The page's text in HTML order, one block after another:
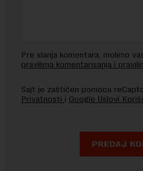
Pre slanja komentara, molimo
pravilima komentarisanja i
Sajt je zaštićen pomocu
Privatnosti i Google Uslovi